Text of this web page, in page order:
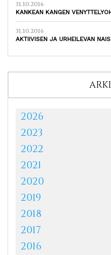
31.10.2016
KANKEAN KANGEN
31.10.2016
AKTIIVISEN JA URHEILEVAN
2026
2023
2022
2021
2020
2019
2018
2017
2016